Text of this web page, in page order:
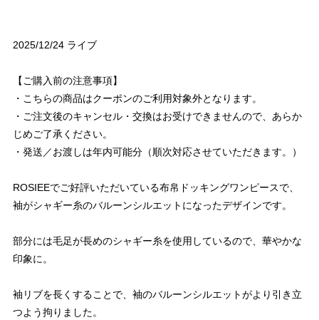
2025/12/24 ライブ
【ご購入前の注意事項】
・こちらの商品はクーポンのご利用対象外となります。
・ご注文後のキャンセル・交換はお受けできませんので、あらか
じめご了承ください。
・発送／お渡しは年内可能分（順次対応させていただきます。）
ROSIEEでご好評いただいている布帛ドッキングワンピースで、
袖がシャギー糸のバルーンシルエットになったデザインです。
部分には毛足が長めのシャギー糸を使用しているので、華やかな
印象に。
袖リブを長くすることで、袖のバルーンシルエットがより引き立
つよう拘りました。